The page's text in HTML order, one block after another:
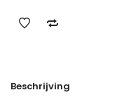
Beschrijving